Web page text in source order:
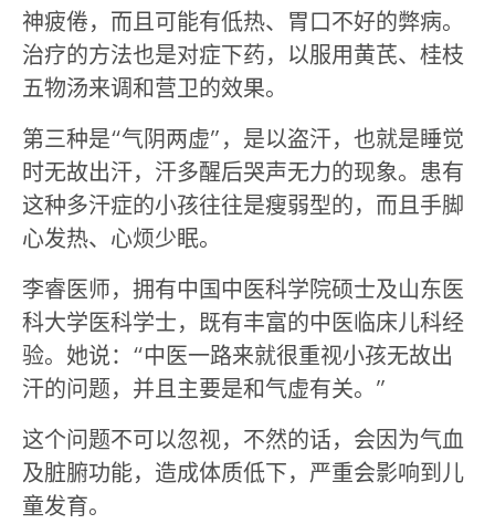
神疲倦，而且可能有低热、胃口不好的弊病。
治疗的方法也是对症下药，以服用黄芪、桂枝
五物汤来调和营卫的效果。
第三种是“气阴两虚”，是以盗汗，也就是睡觉
时无故出汗，汗多醒后哭声无力的现象。患有
这种多汗症的小孩往往是瘦弱型的，而且手脚
心发热、心烦少眠。
李睿医师，拥有中国中医科学院硕士及山东医
科大学医科学士，既有丰富的中医临床儿科经
验。她说：“中医一路来就很重视小孩无故出
汗的问题，并且主要是和气虚有关。”
这个问题不可以忽视，不然的话，会因为气血
及脏腑功能，造成体质低下，严重会影响到儿
童发育。